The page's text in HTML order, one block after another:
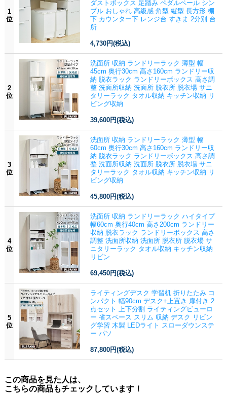
1
位
ダストボックス 足踏み ペダルペール シン
プル おしゃれ 高級感 角型 縦型 長方形 棚
下 カウンター下 レンジ台 すきま 2分別 台
所
4,730円(税込)
2
位
洗面所 収納 ランドリーラック 薄型 幅
45cm 奥行30cm 高さ160cm ランドリー収
納 脱衣ラック ランドリーボックス 高さ調
整 洗面所収納 洗面所 脱衣所 脱衣場 サニ
タリーラック タオル収納 キッチン収納 リ
ビング収納
39,600円(税込)
3
位
洗面所 収納 ランドリーラック 薄型 幅
60cm 奥行30cm 高さ160cm ランドリー収
納 脱衣ラック ランドリーボックス 高さ調
整 洗面所収納 洗面所 脱衣所 脱衣場 サニ
タリーラック タオル収納 キッチン収納 リ
ビング収納
45,800円(税込)
4
位
洗面所 収納 ランドリーラック ハイタイプ
幅60cm 奥行40cm 高さ200cm ランドリー
収納 脱衣ラック ランドリーボックス 高さ
調整 洗面所収納 洗面所 脱衣所 脱衣場 サ
ニタリーラック タオル収納 キッチン収納
リビン
69,450円(税込)
5
位
ライティングデスク 学習机 折りたたみ コ
ンパクト 幅90cm デスク+上置き 扉付き 2
点セット 上下分割 ライティングビューロ
ー 省スペース スリム 収納 デスク リビン
グ学習 木製 LEDライト スローダウンステ
ー パソ
87,800円(税込)
この商品を見た人は、
こちらの商品もチェックしています！